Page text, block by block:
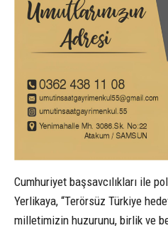
Cumhuriyet başsavcılıkları ile
Yerlikaya, “Terörsüz Türkiye
milletimizin huzurunu, birlik ve